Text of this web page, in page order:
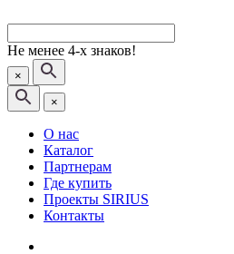
Не менее 4-х знаков!
×
×
О нас
Каталог
Партнерам
Где купить
Проекты SIRIUS
Контакты